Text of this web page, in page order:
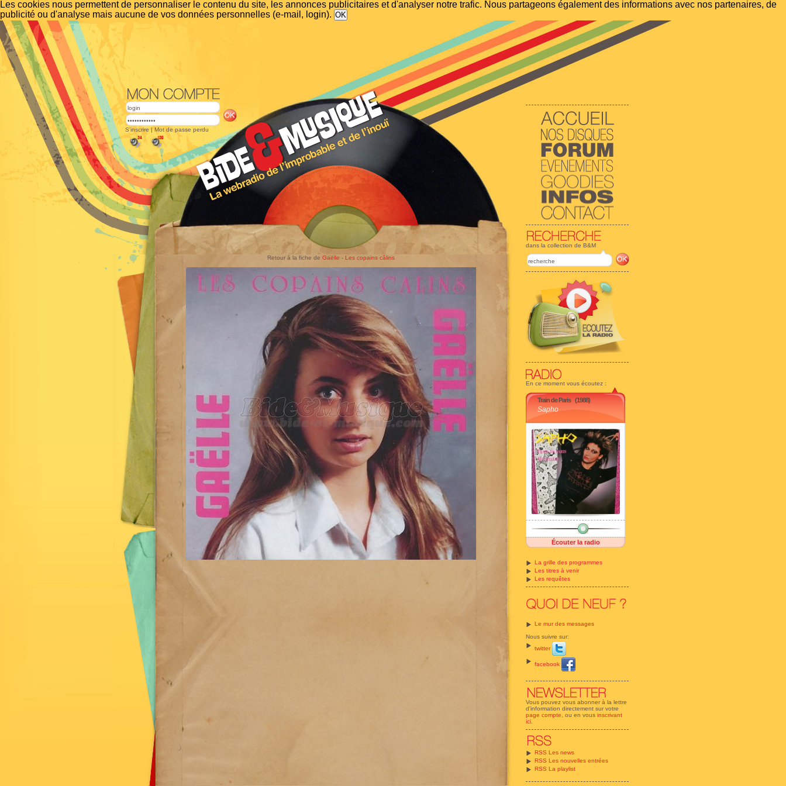
Les cookies nous permettent de personnaliser le contenu du site, les annonces publicitaires et d'analyser notre trafic. Nous partageons également des informations avec nos partenaires, de
publicité ou d'analyse mais aucune de vos données personnelles (e-mail, login).
dans la collection de B&M
En ce moment vous écoutez :
Train de Paris (1988)
Sapho
Écouter la radio
La grille des programmes
Les titres à venir
Les requêtes
Le mur des messages
Nous suivre sur:
twitter
facebook
Vous pouvez vous abonner à la lettre
d'information directement sur votre
page compte , ou en vous inscrivant
ici
RSS Les news
RSS Les nouvelles entrées
RSS La playlist
S'inscrire | Mot de passe perdu
Retour à la fiche de Gaëlle - Les copains câlins